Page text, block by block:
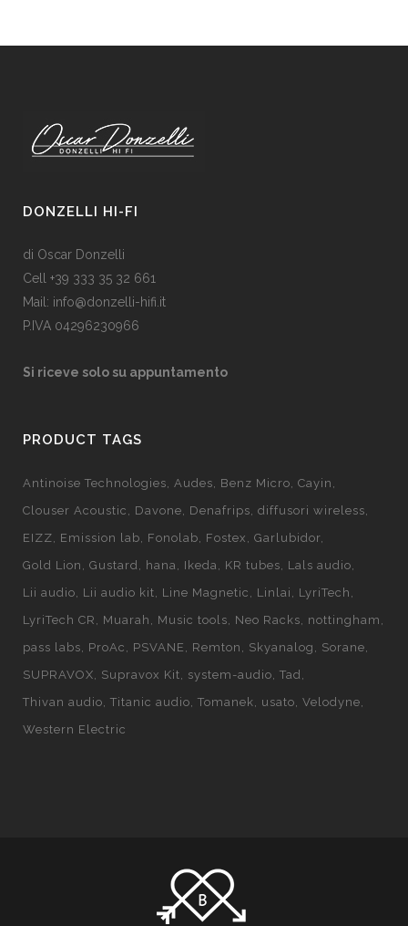
DONZELLI HI-FI
di Oscar Donzelli
Cell +39 333 35 32 661
Mail: info@donzelli-hifi.it
P.IVA 04296230966
Si riceve solo su appuntamento
PRODUCT TAGS
Antinoise Technologies Audes Benz Micro Cayin
Clouser Acoustic
Davone Denafrips diffusori wireless
EIZZ
Emission lab Fonolab Fostex
Garlubidor
Gold Lion
Gustard hana Ikeda KR tubes
Lals audio
Lii audio
Lii audio kit Line Magnetic Linlai
LyriTech
LyriTech CR
Muarah Music tools Neo Racks
nottingham
pass labs
ProAc PSVANE Remton Skyanalog
Sorane
SUPRAVOX
Supravox Kit system-audio Tad
Thivan audio Titanic audio Tomanek usato Velodyne
Western Electric